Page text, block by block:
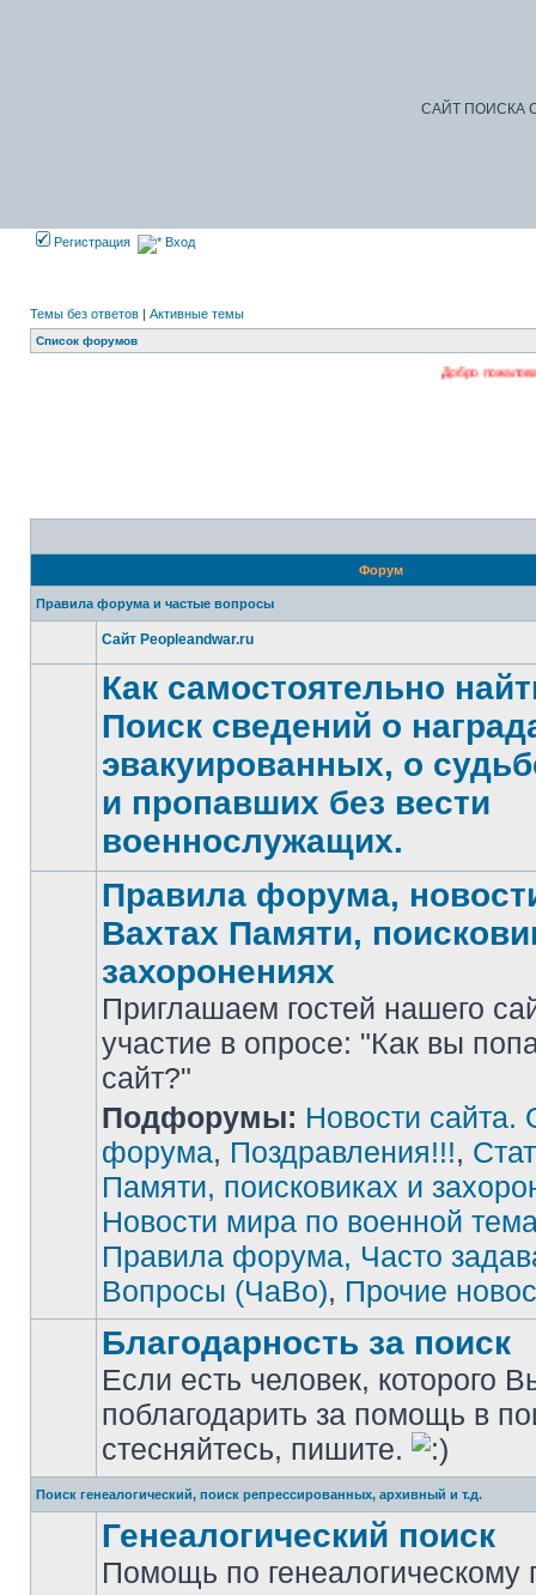
САЙТ ПОИСКА
Регистрация Вход
Темы без ответов | Активные темы
Список форумов
Добро пожаловать на наш
Форум
Правила форума и частые вопросы
Нет
непрочитанных
сообщений
Сайт Peopleandwar.ru
непрочитанных
сообщений
Как самостоятельно
Поиск сведений о
эвакуированных, о
и пропавших без вести
военнослужащих.
Нет
непрочитанных
сообщений
Правила форума,
Вахтах Памяти,
захоронениях
Приглашаем гостей нашего
участие в опросе: "Как вы
сайт?"
Подфорумы: Новости сайта.
форума, Поздравления!!!,
Памяти, поисковиках и
Новости мира по военной
Правила форума, Часто
Вопросы (ЧаВо), Прочие
сообщений
Благодарность за поиск
Если есть человек, которого
поблагодарить за помощь в
стесняйтесь, пишите.
Поиск генеалогический, поиск репрессированных, архивный и т.д.
Генеалогический поиск
Помощь по генеалогическому